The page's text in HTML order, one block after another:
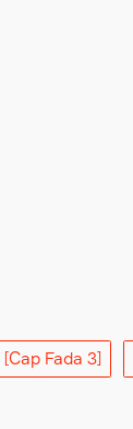
[Cap Fada 3]